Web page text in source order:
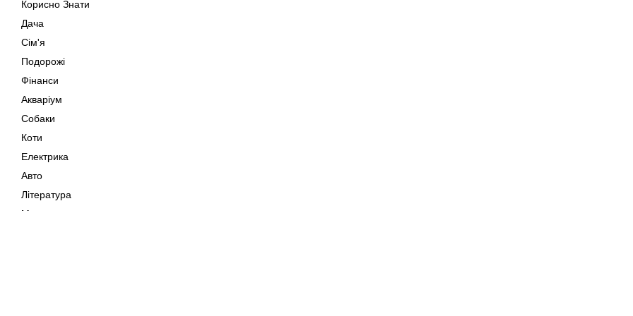
Корисно Знати
Дача
Сім'я
Подорожі
Фінанси
Акваріум
Собаки
Коти
Електрика
Авто
Література
Музика